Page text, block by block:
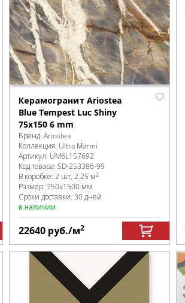
Керамогранит Ariostea
Blue Tempest Luc Shiny
75х150 6 mm
Бренд:Ariostea
Коллекция: Ultra Marmi
Артикул: UM6L157692
Код товара:SD-253386-99
В коробке:2 шт, 2.25 м2
Размер:750x1500 мм
Сроки доставки: 30 дней
в наличии
22640 руб./м2